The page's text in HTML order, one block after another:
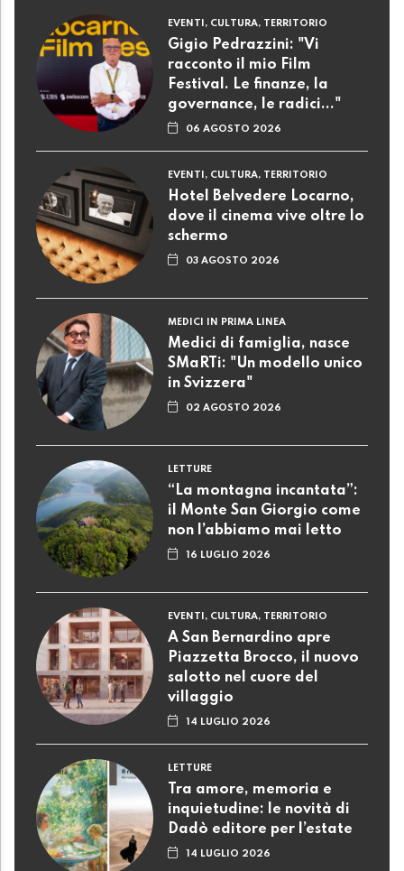
EVENTI, CULTURA, TERRITORIO
Gigio Pedrazzini: "Vi
racconto il mio Film
Festival. Le finanze, la
governance, le radici..."
06 AGOSTO 2026
EVENTI, CULTURA, TERRITORIO
Hotel Belvedere Locarno,
dove il cinema vive oltre lo
schermo
03 AGOSTO 2026
MEDICI IN PRIMA LINEA
Medici di famiglia, nasce
SMaRTi: "Un modello unico
in Svizzera"
02 AGOSTO 2026
LETTURE
“La montagna incantata”:
il Monte San Giorgio come
non l’abbiamo mai letto
16 LUGLIO 2026
EVENTI, CULTURA, TERRITORIO
A San Bernardino apre
Piazzetta Brocco, il nuovo
salotto nel cuore del
villaggio
14 LUGLIO 2026
LETTURE
Tra amore, memoria e
inquietudine: le novità di
Dadò editore per l’estate
14 LUGLIO 2026